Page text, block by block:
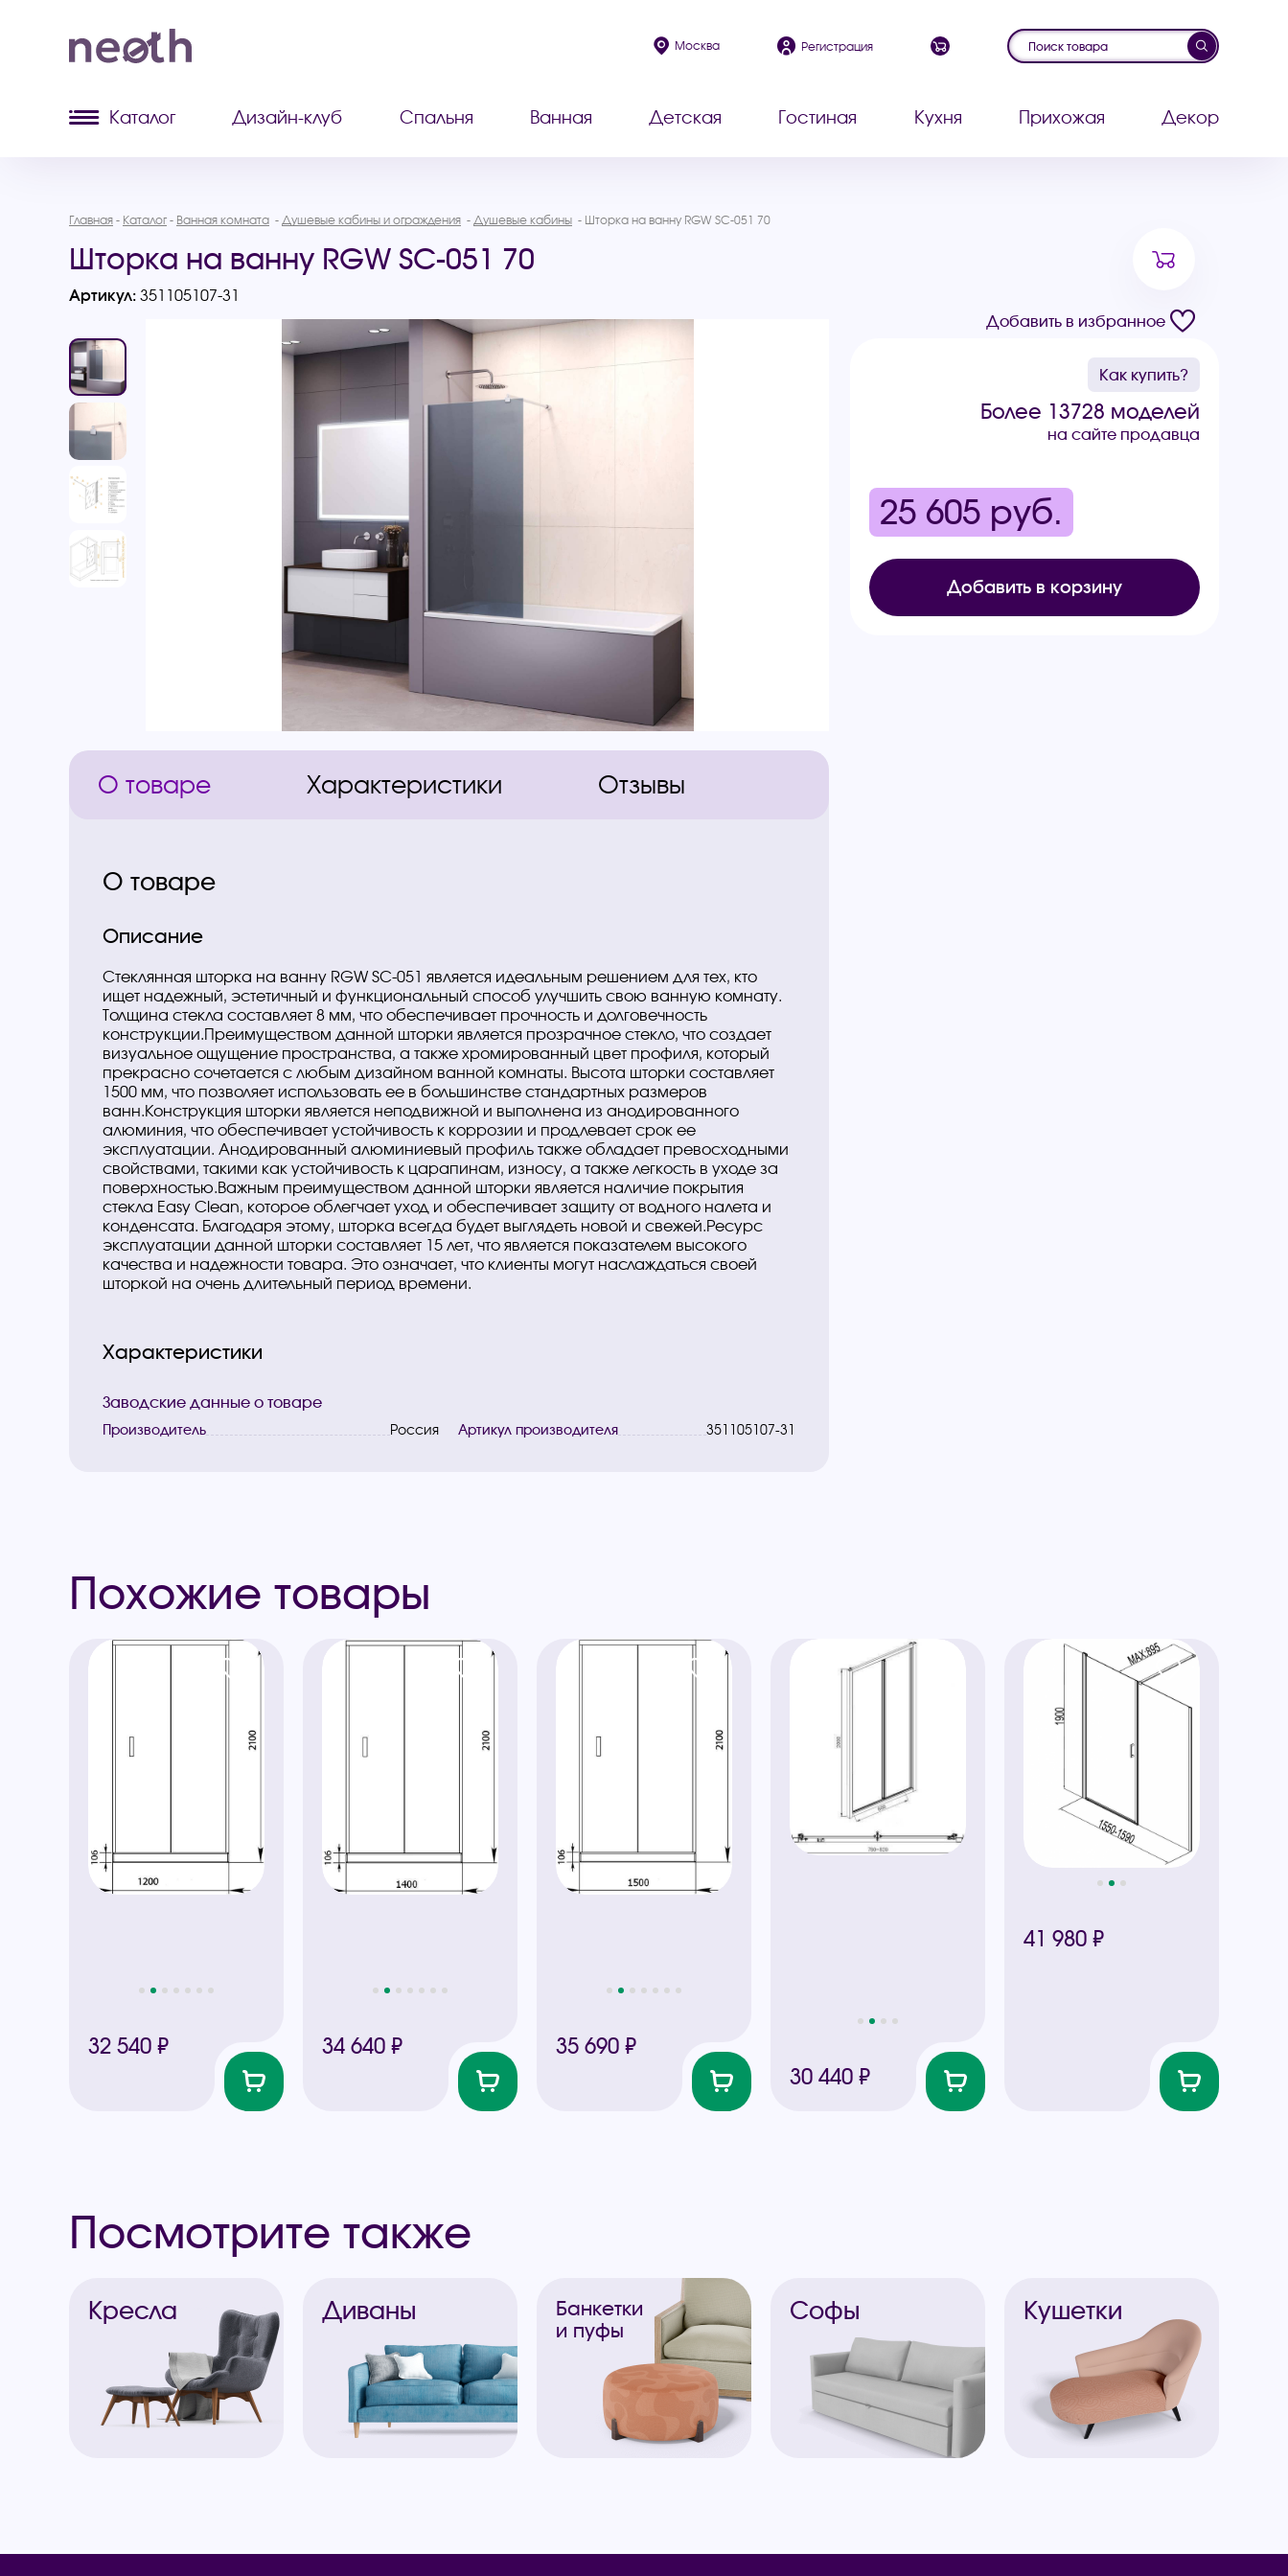
Москва Регистрация
Каталог Дизайн-клуб Спальня Ванная Детская Гостиная Кухня Прихожая Декор
Главная Каталог Ванная комната Душевые кабины и ограждения Душевые кабины Шторка на ванну RGW SC-051 70
Шторка на ванну RGW SC-051 70
Артикул: 351105107-31
Добавить в избранное
Как купить?
Более 13728 моделей
на сайте продавца
25 605 руб.
Добавить в корзину
О товаре Характеристики Отзывы
О товаре
Описание
Стеклянная шторка на ванну RGW SC-051 является идеальным решением для тех, кто
ищет надежный, эстетичный и функциональный способ улучшить свою ванную комнату.
Толщина стекла составляет 8 мм, что обеспечивает прочность и долговечность
конструкции.Преимуществом данной шторки является прозрачное стекло, что создает
визуальное ощущение пространства, а также хромированный цвет профиля, который
прекрасно сочетается с любым дизайном ванной комнаты. Высота шторки составляет
1500 мм, что позволяет использовать ее в большинстве стандартных размеров
ванн.Конструкция шторки является неподвижной и выполнена из анодированного
алюминия, что обеспечивает устойчивость к коррозии и продлевает срок ее
эксплуатации. Анодированный алюминиевый профиль также обладает превосходными
свойствами, такими как устойчивость к царапинам, износу, а также легкость в уходе за
поверхностью.Важным преимуществом данной шторки является наличие покрытия
стекла Easy Clean, которое облегчает уход и обеспечивает защиту от водного налета и
конденсата. Благодаря этому, шторка всегда будет выглядеть новой и свежей.Ресурс
эксплуатации данной шторки составляет 15 лет, что является показателем высокого
качества и надежности товара. Это означает, что клиенты могут наслаждаться своей
шторкой на очень длительный период времени.
Характеристики
Заводские данные о товаре
Производитель Россия Артикул производителя 351105107-31
Похожие товары
32 540 ₽ 34 640 ₽
35 690 ₽
30 440 ₽
41 980 ₽
Посмотрите также
Кресла Диваны
Банкетки
и пуфы
Софы Кушетки